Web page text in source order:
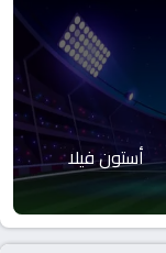
أستون فيلا